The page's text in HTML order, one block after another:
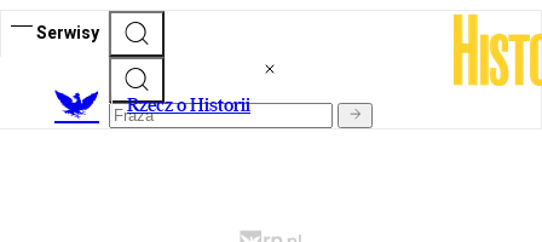
Serwisy
Rzecz o Historii